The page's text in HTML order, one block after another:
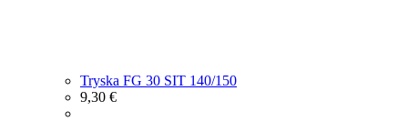
Tryska FG 30 SIT 140/150
9,30 €